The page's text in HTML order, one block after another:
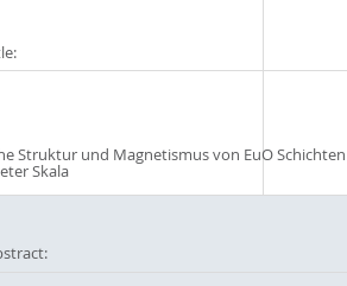
Struktur und Magnetismus von EuO
Skala